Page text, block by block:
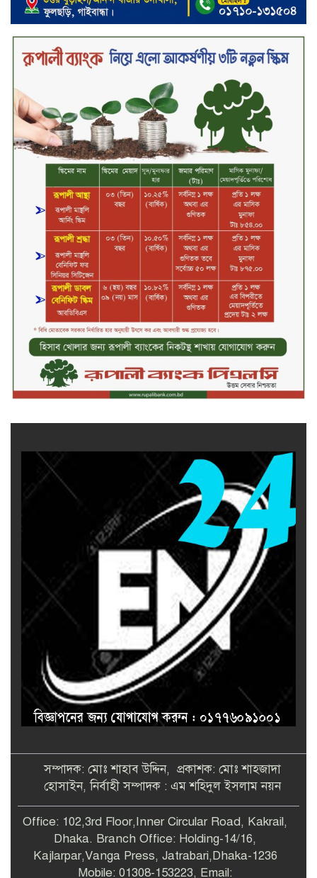
বিদায়ী সপ্তাহে দর বৃদ্ধির শীর্ষে ফারইস্ট
ফাইন্যান্স
বিদায়ী সপ্তাহে লেনদেনের শীর্ষে শার্প
ইন্ডাস্ট্রিজ
চুয়াডাঙ্গায় বিএআরআই’র কৃষি গবেষণা
কেন্দ্র, মেহেরপুর এর আঞ্চলিক রিভিউ
কর্মশালা/২০২৫-২৬ অনুষ্ঠিত
মুসলিম নিকাহ রেজিস্ট্রার কল্যাণ
পরিষদের সম্মেলন অনুষ্ঠিত
সম্পাদক: মোঃ শাহাব উদ্দিন, প্রকাশক: মোঃ শাহজাদা
হোসাইন, নির্বাহী সম্পাদক : এম শহিদুল ইসলাম নয়ন
Office: 102,3rd Floor,Inner Circular Road, Kakrail,
Dhaka. Branch Office: Holding-14/16,
Kajlarpar,Vanga Press, Jatrabari,Dhaka-1236
Mobile: 01308-153223, Email: